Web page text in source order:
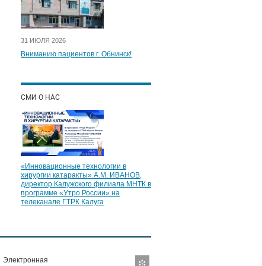
31 ИЮЛЯ 2026
Вниманию пациентов г. Обнинск!
СМИ О НАС
«Инновационные технологии в
хирургии катаракты» А.М. ИВАНОВ,
директор Калужского филиала МНТК в
программе «Утро России» на
телеканале ГТРК Калуга
Электронная